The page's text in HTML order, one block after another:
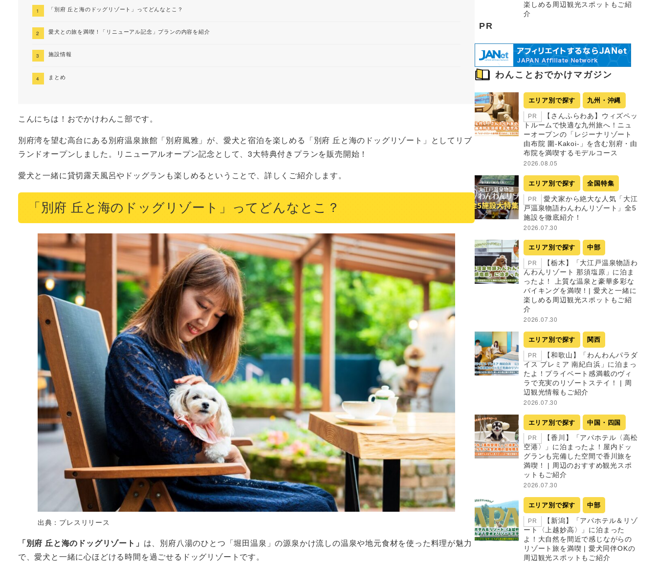
「別府 丘と海のドッグリゾート」ってどんなとこ？
愛犬との旅を満喫！「リニューアル記念」プランの内容を紹介
施設情報
まとめ
こんにちは！おでかけわんこ部です。
別府湾を望む高台にある別府温泉旅館「別府風雅」が、愛犬と宿泊を楽しめる「別府 丘と海のドッグリゾート」としてリブ
ランドオープンしました。リニューアルオープン記念として、3大特典付きプランを販売開始！
愛犬と一緒に貸切露天風呂やドッグランも楽しめるということで、詳しくご紹介します。
「別府 丘と海のドッグリゾート」ってどんなとこ？
出典：プレスリリース
「別府 丘と海のドッグリゾート」 は、別府八湯のひとつ「堀田温泉」の源泉かけ流しの温泉や地元食材を使った料理が魅力
で、愛犬と一緒に心ほどける時間を過ごせるドッグリゾートです。
楽しめる周辺観光スポットもご紹
介
PR
わんことおでかけマガジン
エリア別で探す 九州・沖縄
PR
【さんふらわあ】ウィズペッ
トルームで快適な九州旅へ！ニュ
ーオープンの「レジーナリゾート
由布院 圍-Kakoi-」を含む別府・由
布院を満喫するモデルコース
2026.08.05
エリア別で探す 全国特集
PR
愛犬家から絶大な人気「大江
戸温泉物語わんわんリゾート」全5
施設を徹底紹介！
2026.07.30
エリア別で探す 中部
PR
【栃木】「大江戸温泉物語わ
んわんリゾート 那須塩原」に泊ま
ったよ！ 上質な温泉と豪華多彩な
バイキングを満喫！| 愛犬と一緒に
楽しめる周辺観光スポットもご紹
介
2026.07.30
エリア別で探す 関西
PR
【和歌山】「わんわんパラダ
イス プレミア 南紀白浜」に泊まっ
たよ！プライベート感満載のヴィ
ラで充実のリゾートステイ！ | 周
辺観光情報もご紹介
2026.07.30
エリア別で探す 中国・四国
PR
【香川】「アパホテル〈高松
空港〉」に泊まったよ！屋内ドッ
グランも完備した空間で香川旅を
満喫！ | 周辺のおすすめ観光スポ
ットもご紹介
2026.07.30
エリア別で探す 中部
PR
【新潟】「アパホテル＆リゾ
ート〈上越妙高〉」に泊まった
よ！大自然を間近で感じながらの
リゾート旅を満喫 | 愛犬同伴OKの
周辺観光スポットもご紹介